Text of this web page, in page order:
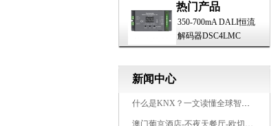
热门产品
350-700mA DALI恒流
解码器DSC4LMC
新闻中心
什么是KNX？一文读懂全球智能建筑控制标准
澳门葡京酒店-不夜天餐厅-欧切斯KNX智能控制系统打造高端智慧空间